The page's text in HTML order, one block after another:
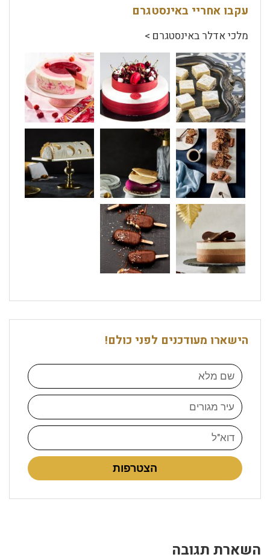
עקבו אחריי באינסטגרם
מלכי אדלר באינסטגרם >
הישארו מעודכנים לפני כולם!
הצטרפות
השארת תגובה